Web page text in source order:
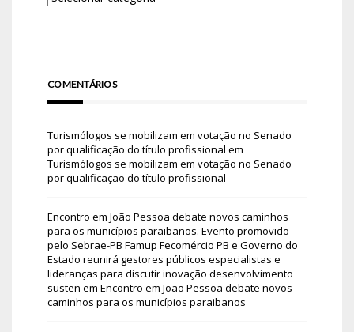
COMENTÁRIOS
Turismólogos se mobilizam em votação no Senado
por qualificação do título profissional em
Turismólogos se mobilizam em votação no Senado
por qualificação do título profissional
Encontro em João Pessoa debate novos caminhos
para os municípios paraibanos. Evento promovido
pelo Sebrae-PB Famup Fecomércio PB e Governo do
Estado reunirá gestores públicos especialistas e
lideranças para discutir inovação desenvolvimento
susten em Encontro em João Pessoa debate novos
caminhos para os municípios paraibanos